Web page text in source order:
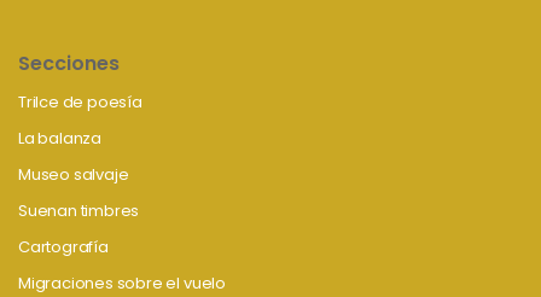
Secciones
Trilce de poesía
La balanza
Museo salvaje
Suenan timbres
Cartografía
Migraciones sobre el vuelo